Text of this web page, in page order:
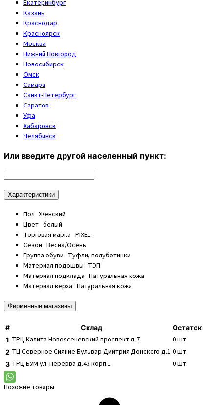
Екатеринбург
Казань
Краснодар
Красноярск
Москва
Нижний Новгород
Новосибирск
Омск
Самара
Санкт-Петербург
Саратов
Уфа
Хабаровск
Челябинск
Или введите другой населенный пункт:
Характеристики
Пол Женский
Цвет белый
Торговая марка PIXEL
Сезон Весна/Осень
Группа обуви Туфли, полуботинки
Материал подошвы ТЭП
Материал подклада Натуральная кожа
Материал верха Натуральная кожа
Фирменные магазины
# Склад
Остаток
1 ТРЦ Калита Новоясеневский проспект д.7 0шт.
2 ТЦ Северное Сияние Бульвар Дмитрия Донского д.1 0шт.
3 ТРЦ БУМ ул. Перерва д.43 корп.1 0шт.
Похожие товары